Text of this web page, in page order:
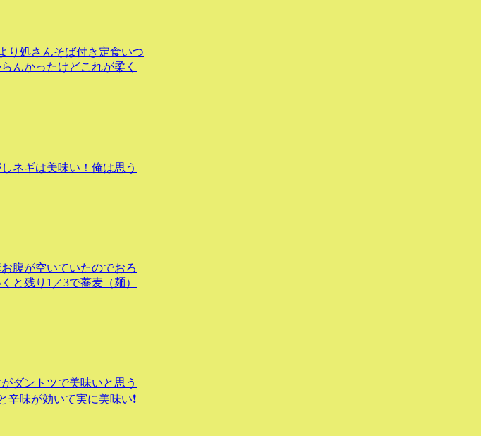
り処さんそば付き定食いつ
んかったけどこれが柔く
ネギは美味い！俺は思う
腹が空いていたのでおろ
と残り1／3で蕎麦（麺）
ダントツで美味いと思う
味が効いて実に美味い❗